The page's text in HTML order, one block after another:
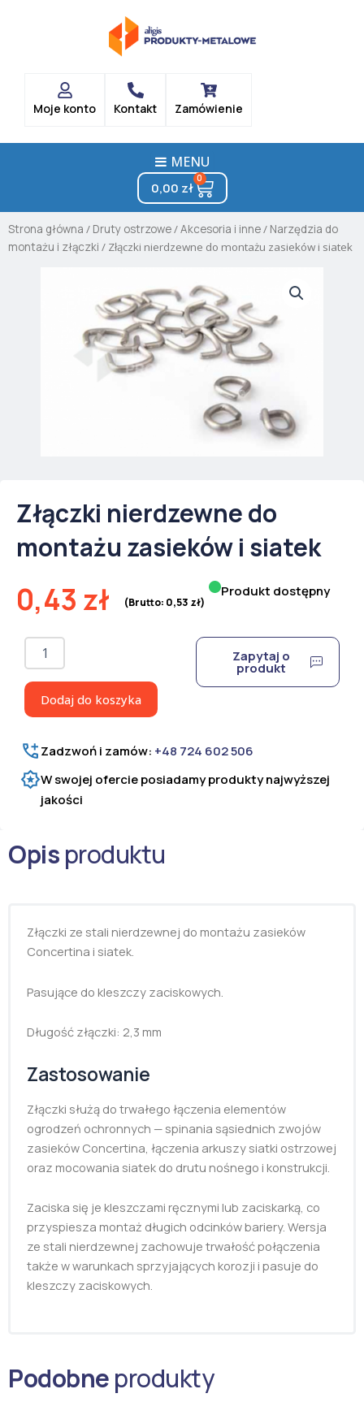
Moje konto Kontakt Zamówienie
MENU
0,00 zł
0
Cart
Strona główna / Druty ostrzowe/Akcesoria i inne/ Narzędzia do
montażu i złączki / Złączki nierdzewne do montażu zasieków i siatek
Złączki nierdzewne do
montażu zasieków i siatek
0,43 zł (Brutto: 0,53 zł)
Produkt dostępny
ilość
Złączki
do
montażu
i
siatek
Dodaj do koszyka
Zapytaj o
produkt
Zadzwoń i zamów: +48 724 602 506
W swojej ofercie posiadamy produkty najwyższej
jakości
Opisproduktu
Złączki ze stali nierdzewnej do montażu zasieków
Concertina i siatek.
Pasujące do kleszczy zaciskowych.
Długość złączki: 2,3 mm
Zastosowanie
Złączki służą do trwałego łączenia elementów
ogrodzeń ochronnych — spinania sąsiednich zwojów
zasieków Concertina, łączenia arkuszy siatki ostrzowej
oraz mocowania siatek do drutu nośnego i konstrukcji.
Zaciska się je kleszczami ręcznymi lub zaciskarką, co
przyspiesza montaż długich odcinków bariery. Wersja
ze stali nierdzewnej zachowuje trwałość połączenia
także w warunkach sprzyjających korozji i pasuje do
kleszczy zaciskowych.
Podobneprodukty